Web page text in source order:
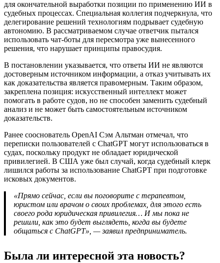
для окончательной выработки позиции по применению ИИ в
судебных процессах. Специальная коллегия подчеркнула, что
делегирование решений технологиям подрывает судебную
автономию. В рассматриваемом случае ответчик пытался
использовать чат-боты для пересмотра уже вынесенного
решения, что нарушает принципы правосудия.
В постановлении указывается, что ответы ИИ не являются
достоверным источником информации, а отказ учитывать их
как доказательства является правомерным. Таким образом,
закреплена позиция: искусственный интеллект может
помогать в работе судов, но не способен заменить судебный
анализ и не может быть самостоятельным источником
доказательств.
Ранее сооснователь OpenAI Сэм Альтман отмечал, что
переписки пользователей с ChatGPT могут использоваться в
судах, поскольку продукт не обладает юридической
привилегией. В США уже был случай, когда судебный клерк
лишился работы за использование ChatGPT при подготовке
исковых документов.
«Прямо сейчас, если вы поговорите с терапевтом,
юристом или врачом о своих проблемах, для этого есть
своего рода юридическая привилегия… И мы пока не
решили, как это будет выглядеть, когда вы будете
общаться с ChatGPT», — заявил предприниматель.
Была ли интересной эта новость?